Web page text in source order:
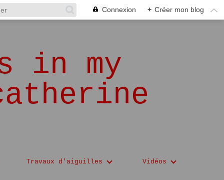
Connexion + Créer mon blog
in my
Travaux d'aiguilles Vidéos